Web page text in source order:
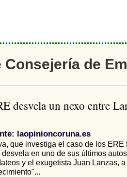
Consejería de
desvela un nexo entre
laopinioncoruna.es
que investiga el caso de los ERE
en uno de sus últimos
y el exugetista Juan Lanzas,